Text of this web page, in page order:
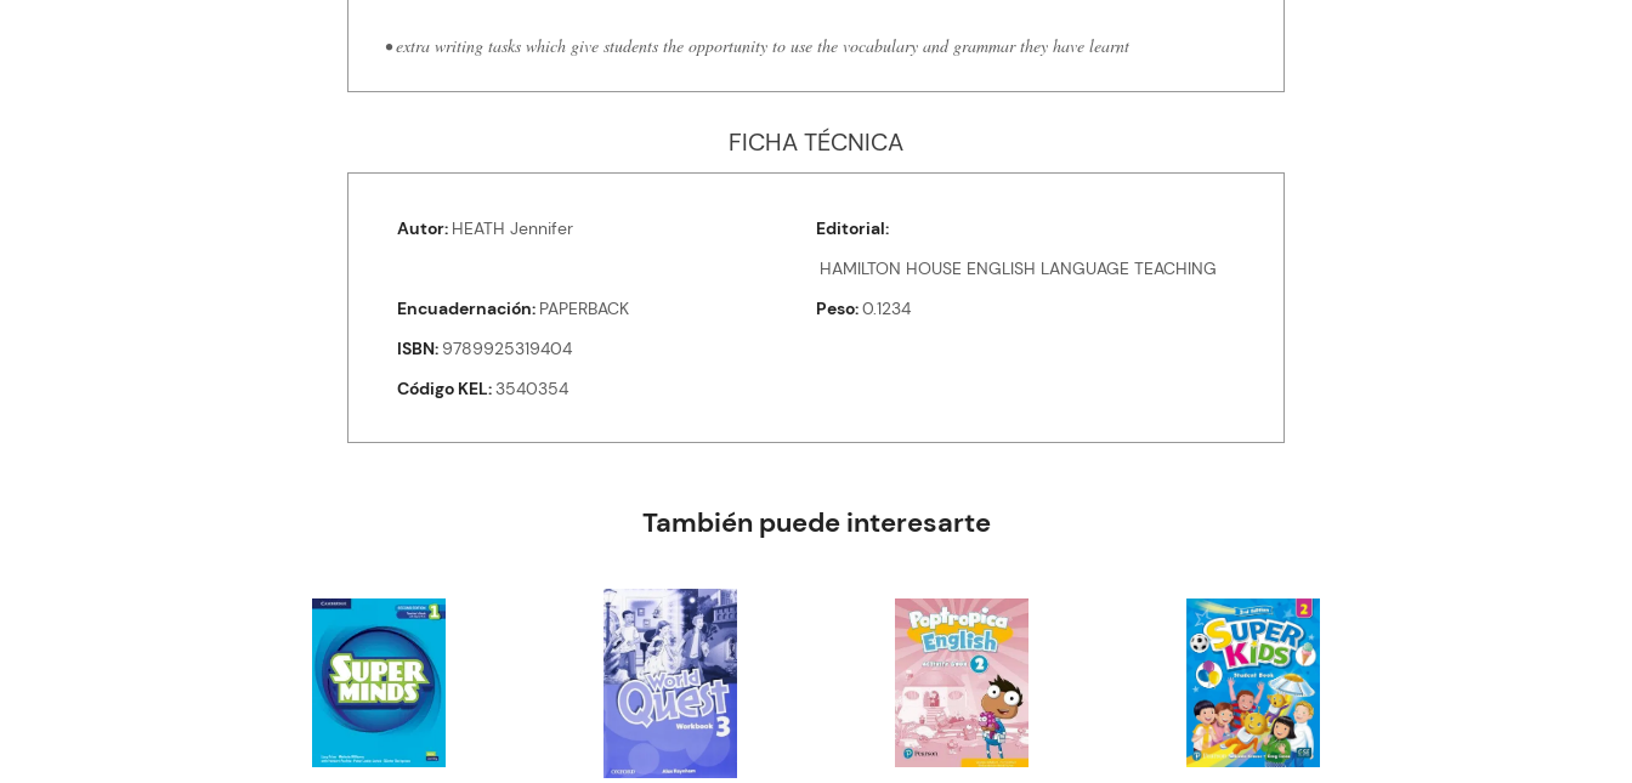
• extra writing tasks which give students the opportunity to use the vocabulary and grammar they have learnt
FICHA TÉCNICA
Autor HEATH Jennifer
Editorial
HAMILTON HOUSE ENGLISH LANGUAGE TEACHING
Encuadernación PAPERBACK Peso 0.1234
ISBN 9789925319404
Código KEL 3540354
También puede interesarte